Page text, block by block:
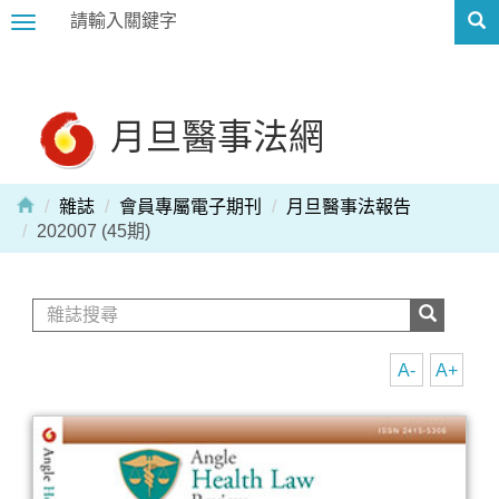
Toggle
月旦醫事法網
雜誌 會員專屬電子期刊
月旦醫事法報告
202007 (45期)
A+
A-